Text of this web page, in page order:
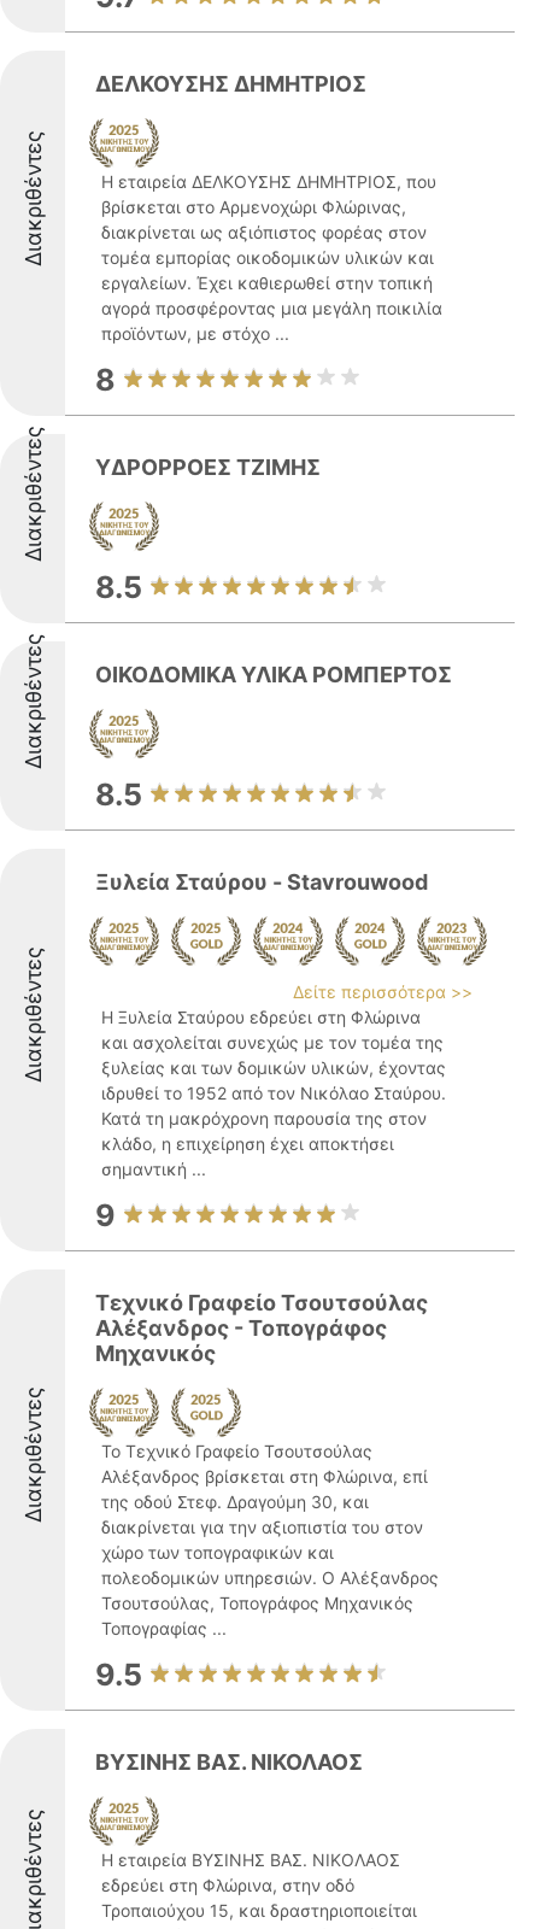
Διακριθέντες
ΔΕΛΚΟΥΣΗΣ ΔΗΜΗΤΡΙΟΣ
Η εταιρεία ΔΕΛΚΟΥΣΗΣ ΔΗΜΗΤΡΙΟΣ, που
βρίσκεται στο Αρμενοχώρι Φλώρινας,
διακρίνεται ως αξιόπιστος φορέας στον
τομέα εμπορίας οικοδομικών υλικών και
εργαλείων. Έχει καθιερωθεί στην τοπική
αγορά προσφέροντας μια μεγάλη ποικιλία
προϊόντων, με στόχο ...
8
Διακριθέντες ΥΔΡΟΡΡΟΕΣ ΤΖΙΜΗΣ
8.5
Διακριθέντες ΟΙΚΟΔΟΜΙΚΑ ΥΛΙΚΑ ΡΟΜΠΕΡΤΟΣ
8.5
Διακριθέντες
Ξυλεία Σταύρου - Stavrouwood
Δείτε περισσότερα >>
Η Ξυλεία Σταύρου εδρεύει στη Φλώρινα
και ασχολείται συνεχώς με τον τομέα της
ξυλείας και των δομικών υλικών, έχοντας
ιδρυθεί το 1952 από τον Νικόλαο Σταύρου.
Κατά τη μακρόχρονη παρουσία της στον
κλάδο, η επιχείρηση έχει αποκτήσει
σημαντική ...
9
Διακριθέντες
Τεχνικό Γραφείο Τσουτσούλας
Αλέξανδρος - Τοπογράφος
Μηχανικός
Το Τεχνικό Γραφείο Τσουτσούλας
Αλέξανδρος βρίσκεται στη Φλώρινα, επί
της οδού Στεφ. Δραγούμη 30, και
διακρίνεται για την αξιοπιστία του στον
χώρο των τοπογραφικών και
πολεοδομικών υπηρεσιών. Ο Αλέξανδρος
Τσουτσούλας, Τοπογράφος Μηχανικός
Τοπογραφίας ...
9.5
Διακριθέντες
ΒΥΣΙΝΗΣ ΒΑΣ. ΝΙΚΟΛΑΟΣ
Η εταιρεία ΒΥΣΙΝΗΣ ΒΑΣ. ΝΙΚΟΛΑΟΣ
εδρεύει στη Φλώρινα, στην οδό
Τροπαιούχου 15, και δραστηριοποιείται